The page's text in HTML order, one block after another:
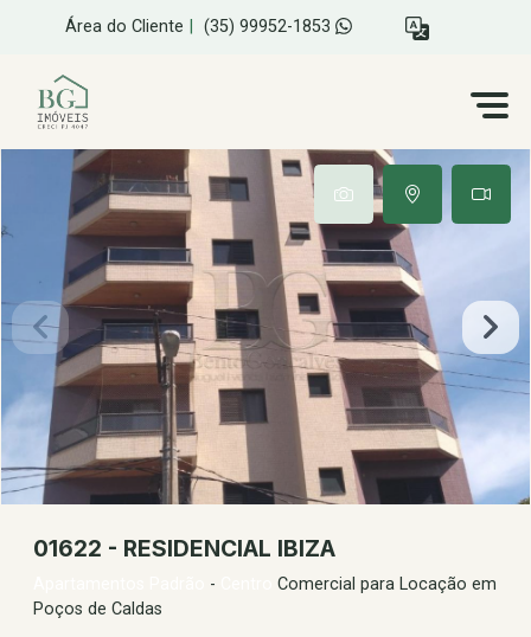
Área do Cliente (35) 99952-1853
01622 - RESIDENCIAL IBIZA
-
Comercial para Locação em
Poços de Caldas